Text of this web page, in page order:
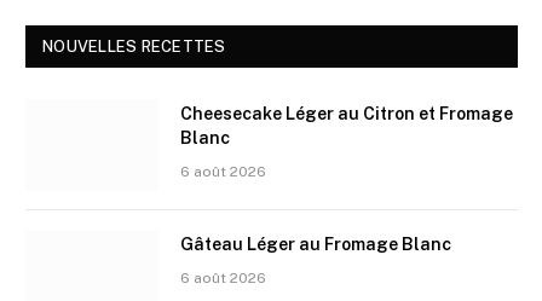
NOUVELLES RECETTES
Cheesecake Léger au Citron et Fromage
Blanc
6 août 2026
Gâteau Léger au Fromage Blanc
6 août 2026